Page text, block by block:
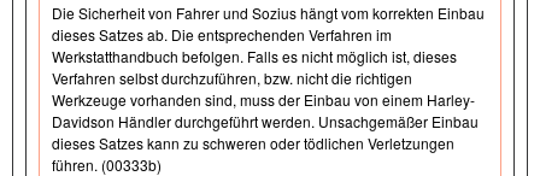
Die Sicherheit von Fahrer und Sozius hängt vom korrekten Einbau
dieses Satzes ab. Die entsprechenden Verfahren im
Werkstatthandbuch befolgen. Falls es nicht möglich ist, dieses
Verfahren selbst durchzuführen, bzw. nicht die richtigen
Werkzeuge vorhanden sind, muss der Einbau von einem Harley-
Davidson Händler durchgeführt werden. Unsachgemäßer Einbau
dieses Satzes kann zu schweren oder tödlichen Verletzungen
führen. (00333b)